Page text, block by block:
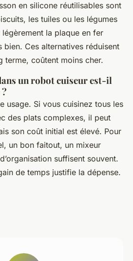
en silicone réutilisables sont
les tuiles ou les légumes
la plaque en fer
bien. Ces alternatives réduisent
terme, coûtent moins cher.
un robot cuiseur est-il
usage. Si vous cuisinez tous les
des plats complexes, il peut
son coût initial est élevé. Pour
un bon faitout, un mixeur
suffisent souvent.
de temps justifie la dépense.